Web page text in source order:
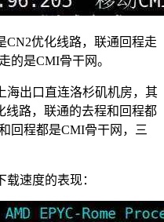
CN2优化线路，联通回程走
的是CMI骨干网。
海出口直连洛杉矶机房，其
线路，联通的去程和回程都
回程都是CMI骨干网，三
速度的表现：